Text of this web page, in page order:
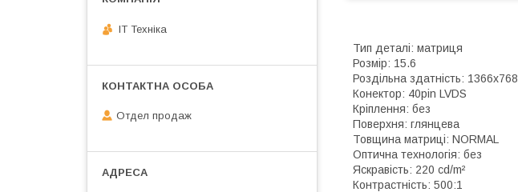
Тип деталі: матриця
Розмір: 15.6
Роздільна здатність: 1366x768
Конектор: 40pin LVDS
Кріплення: без
Поверхня: глянцева
Товщина матриці: NORMAL
Оптична технологія: без
Яскравість: 220 cd/m²
Контрастність: 500:1
IT Техніка
Отдел продаж